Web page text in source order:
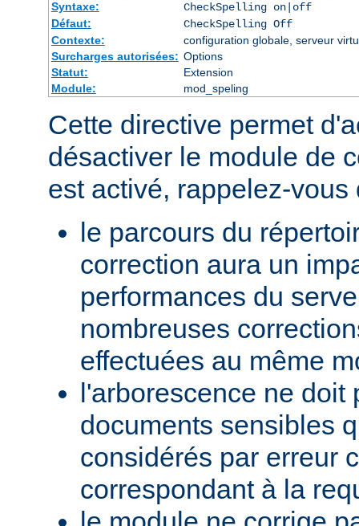
Syntaxe:
CheckSpelling on|off
Défaut:
CheckSpelling Off
Contexte:
configuration globale, serveur
Surcharges autorisées: Options
Statut:
Extension
Module:
mod_speling
Cette directive permet
désactiver le module de
est activé, rappelez-vous
le parcours du
correction aura un
performances du
nombreuses
effectuées au même
l'arborescence ne doit
documents sensibles
considérés par erreur
correspondant à la